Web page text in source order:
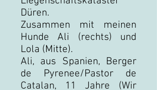
Düren.
Zusammen mit meinen
Hunde Ali (rechts) und
Lola (Mitte).
Ali, aus Spanien, Berger
de Pyrenee/Pastor de
Catalan, 11 Jahre (Wir